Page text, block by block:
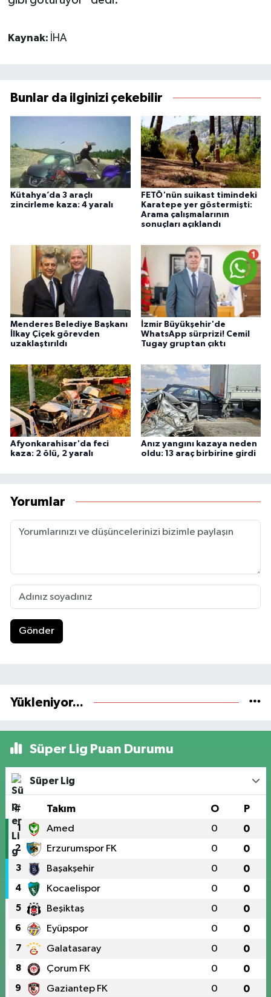
Kaynak: İHA
Bunlar da ilginizi çekebilir
Kütahya’da 3 araçlı
zincirleme kaza: 4 yaralı
FETÖ'nün suikast timindeki
Karatepe yer göstermişti:
Arama çalışmalarının
sonuçları açıklandı
Menderes Belediye Başkanı
İlkay Çiçek görevden
uzaklaştırıldı
İzmir Büyükşehir'de
WhatsApp sürprizi! Cemil
Tugay gruptan çıktı
Afyonkarahisar'da feci
kaza: 2 ölü, 2 yaralı
Anız yangını kazaya neden
oldu: 13 araç birbirine girdi
Yorumlar
Gönder
Yükleniyor...
Süper Lig Puan Durumu
Süper Lig
# Takım O P
1 Amed 0 0
2 Erzurumspor FK 0 0
3 Başakşehir 0 0
4 Kocaelispor 0 0
5 Beşiktaş 0 0
6 Eyüpspor 0 0
7 Galatasaray 0 0
8 Çorum FK 0 0
9 Gaziantep FK 0 0